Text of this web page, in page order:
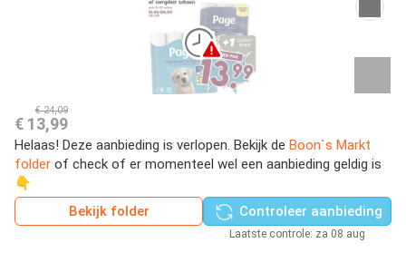
€ 24,09
€ 13,99
Helaas! Deze aanbieding is verlopen. Bekijk de Boon`s Markt
folder of check of er momenteel wel een aanbieding geldig is
👇
Bekijk folder
Controleer aanbieding
Laatste controle: za 08 aug